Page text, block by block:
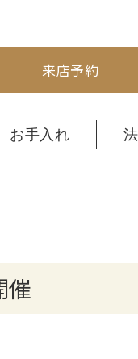
来店予約
お手入れ
催